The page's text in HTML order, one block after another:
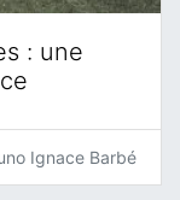
: une
Ignace Barbé